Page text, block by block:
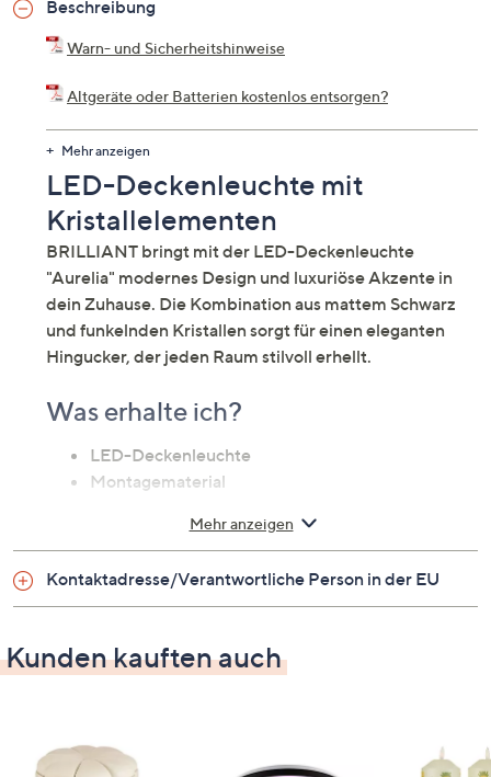
Beschreibung
Warn- und Sicherheitshinweise
Altgeräte oder Batterien kostenlos entsorgen?
Produktdatenblatt
Mehr anzeigen
LED-Deckenleuchte mit
Kristallelementen
BRILLIANT bringt mit der LED-Deckenleuchte
"Aurelia" modernes Design und luxuriöse Akzente in
dein Zuhause. Die Kombination aus mattem Schwarz
und funkelnden Kristallen sorgt für einen eleganten
Hingucker, der jeden Raum stilvoll erhellt.
Was erhalte ich?
LED-Deckenleuchte
Montagematerial
Auf einen Blick
Deckenleuchte mit LED-Technologie
kreisförmige Struktur mit Kristallelementen
geeignet für Wohnzimmer, Esszimmer,
Lichtfarbe: 4.000 Kelvin
Mehr anzeigen
Kontaktadresse/Verantwortliche Person in der EU
Kunden kauften auch